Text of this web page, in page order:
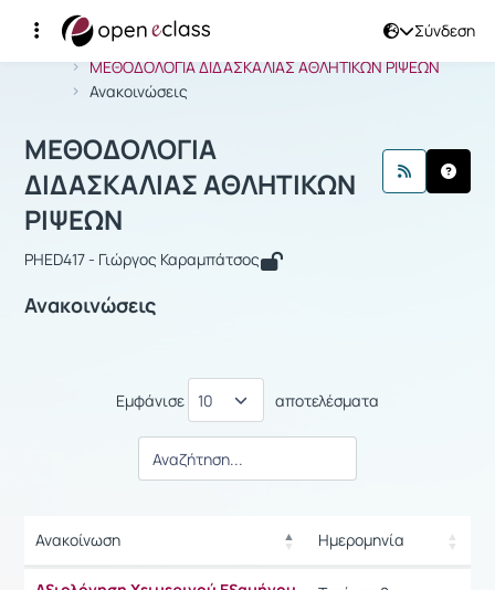
Σύνδεση
Αρχική Σελίδα
ΜΕΘΟΔΟΛΟΓΙΑ ΔΙΔΑΣΚΑΛΙΑΣ ΑΘΛΗΤΙΚΩΝ ΡΙΨΕΩΝ
Ανακοινώσεις
Μάθημα : ΜΕΘΟΔΟΛΟΓΙΑ
ΜΕΘΟΔΟΛΟΓΙΑ
ΔΙΔΑΣΚΑΛΙΑΣ ΑΘΛΗΤΙΚΩΝ
ΡΙΨΕΩΝ
PHED417 - Γιώργος Καραμπάτσος
Ανακοινώσεις
Εμφάνισε αποτελέσματα
Ανακοίνωση
Ημερομηνία
Ρυθμίσεις επιλογής /
Ανακοίνωση